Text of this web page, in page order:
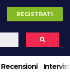
REGISTRATI
Recensioni